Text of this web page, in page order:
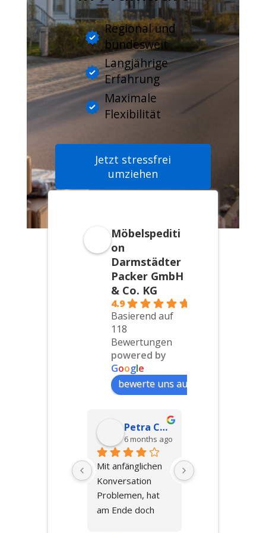
Regional und
bundesweit
Langjährige
Erfahrung
Maximale
Flexibilität
Jetzt stressfrei
umziehen
Möbelspediti
on
Darmstädter
Packer GmbH
& Co. KG
4.9
Basierend auf
118
Bewertungen
powered by
Google
bewerte uns auf
Petra Collins
6 months ago
Mit anfänglichen
Konversation
Problemen, hat
am Ende doch